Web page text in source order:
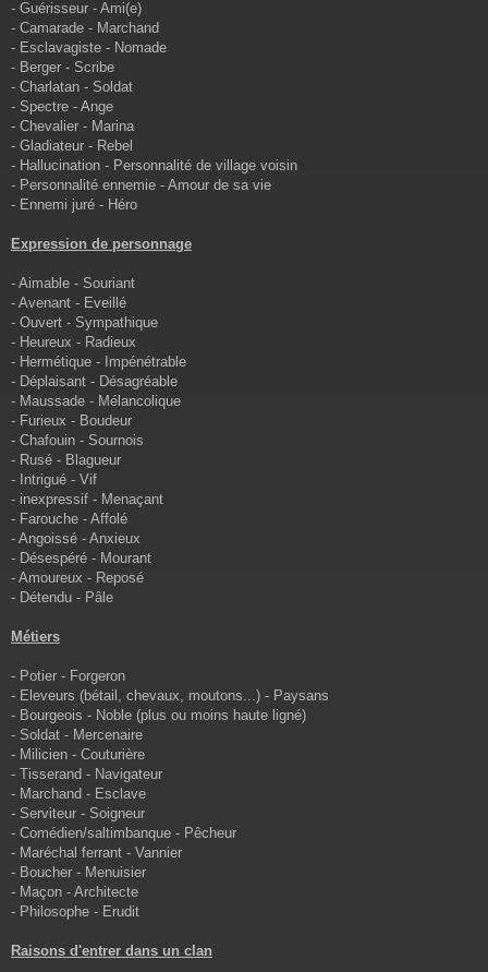
- Guérisseur - Ami(e)
- Camarade - Marchand
- Esclavagiste - Nomade
- Berger - Scribe
- Charlatan - Soldat
- Spectre - Ange
- Chevalier - Marina
- Gladiateur - Rebel
- Hallucination - Personnalité de village voisin
- Personnalité ennemie - Amour de sa vie
- Ennemi juré - Héro
Expression de personnage
- Aimable - Souriant
- Avenant - Eveillé
- Ouvert - Sympathique
- Heureux - Radieux
- Hermétique - Impénétrable
- Déplaisant - Désagréable
- Maussade - Mélancolique
- Furieux - Boudeur
- Chafouin - Sournois
- Rusé - Blagueur
- Intrigué - Vif
- inexpressif - Menaçant
- Farouche - Affolé
- Angoissé - Anxieux
- Désespéré - Mourant
- Amoureux - Reposé
- Détendu - Pâle
Métiers
- Potier - Forgeron
- Eleveurs (bétail, chevaux, moutons...) - Paysans
- Bourgeois - Noble (plus ou moins haute ligné)
- Soldat - Mercenaire
- Milicien - Couturière
- Tisserand - Navigateur
- Marchand - Esclave
- Serviteur - Soigneur
- Comédien/saltimbanque - Pêcheur
- Maréchal ferrant - Vannier
- Boucher - Menuisier
- Maçon - Architecte
- Philosophe - Erudit
Raisons d'entrer dans un clan